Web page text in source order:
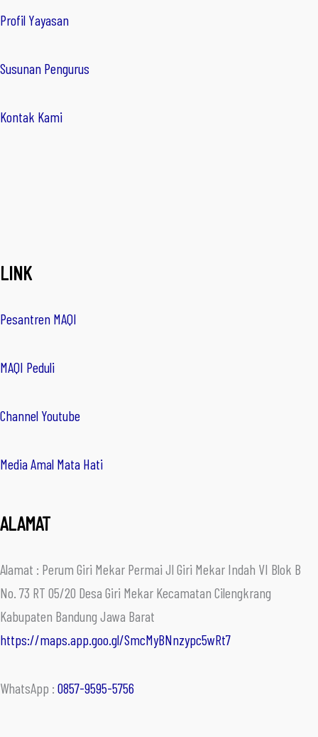
Profil Yayasan
Susunan Pengurus
Kontak Kami
LINK
Pesantren MAQI
MAQI Peduli
Channel Youtube
Media Amal Mata Hati
ALAMAT
Alamat : Perum Giri Mekar Permai Jl Giri Mekar Indah VI Blok B
No. 73 RT 05/20 Desa Giri Mekar Kecamatan Cilengkrang
Kabupaten Bandung Jawa Barat
https://maps.app.goo.gl/SmcMyBNnzypc5wRt7
WhatsApp : 0857-9595-5756